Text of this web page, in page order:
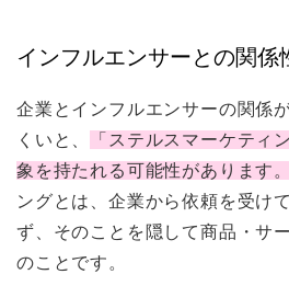
インフルエンサーとの関係
企業とインフルエンサーの関係
くいと、
「ステルスマーケティ
象を持たれる可能性があります。
ングとは、企業から依頼を受け
ず、そのことを隠して商品・サ
のことです。